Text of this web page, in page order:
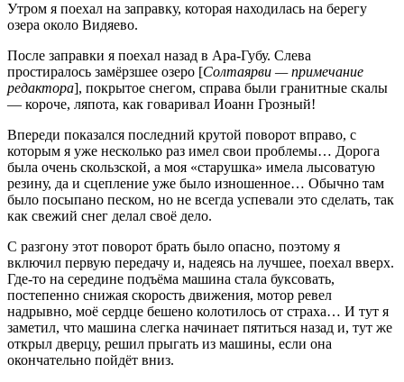
Утром я поехал на заправку, которая находилась на берегу
озера около Видяево.
После заправки я поехал назад в Ара-Губу. Слева
простиралось замёрзшее озеро [Солтаярви — примечание
редактора], покрытое снегом, справа были гранитные скалы
— короче, ляпота, как говаривал Иоанн Грозный!
Впереди показался последний крутой поворот вправо, с
которым я уже несколько раз имел свои проблемы… Дорога
была очень скользской, а моя «старушка» имела лысоватую
резину, да и сцепление уже было изношенное… Обычно там
было посыпано песком, но не всегда успевали это сделать, так
как свежий снег делал своё дело.
С разгону этот поворот брать было опасно, поэтому я
включил первую передачу и, надеясь на лучшее, поехал вверх.
Где-то на середине подъёма машина стала буксовать,
постепенно снижая скорость движения, мотор ревел
надрывно, моё сердце бешено колотилось от страха… И тут я
заметил, что машина слегка начинает пятиться назад и, тут же
открыл дверцу, решил прыгать из машины, если она
окончательно пойдёт вниз.